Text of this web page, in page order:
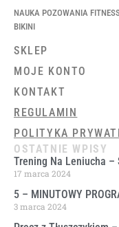
NAUKA POZOWANIA
BIKINI
SKLEP
MOJE KONTO
KONTAKT
REGULAMIN
POLITYKA
OSTATNIE WPISY
Trening Na Leniucha –
17 marca 2024
5 – MINUTOWY
3 marca 2024